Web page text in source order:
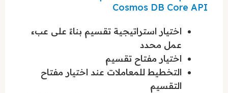
Cosmos DB Core API
اختيار استراتيجية تقسيم بناءً على عبء
عمل محدد
اختيار مفتاح تقسيم
التخطيط للمعاملات عند اختيار مفتاح
التقسيم